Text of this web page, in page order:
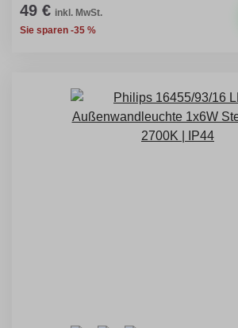
49 € inkl. MwSt.
Sie sparen -35 %